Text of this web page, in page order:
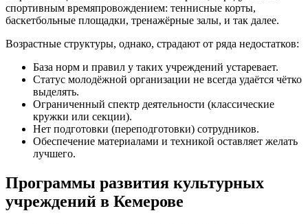
спортивным времяпровождением: теннисные корты,
баскетбольные площадки, тренажёрные залы, и так далее.
Возрастные структуры, однако, страдают от ряда недостатков:
База норм и правил у таких учреждений устаревает.
Статус молодёжной организации не всегда удаётся чётко
выделять.
Ограниченный спектр деятельности (классические
кружки или секции).
Нет подготовки (переподготовки) сотрудников.
Обеспечение материалами и техникой оставляет желать
лучшего.
Программы развития культурных
учреждений в Кемерове